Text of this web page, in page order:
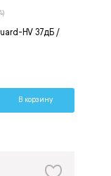
HV 37дБ /
В корзину